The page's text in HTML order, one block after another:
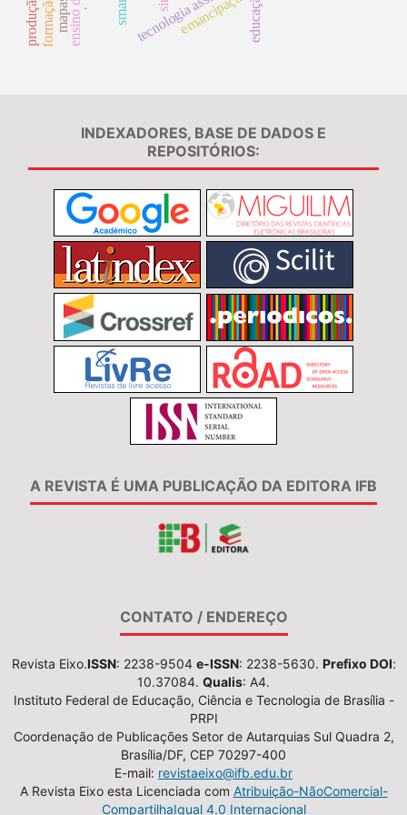
. emancipação
INDEXADORES, BASE DE DADOS E
REPOSITÓRIOS:
A REVISTA É UMA PUBLICAÇÃO DA EDITORA IFB
CONTATO / ENDEREÇO
Revista Eixo.ISSN: 2238-9504 e-ISSN: 2238-5630. Prefixo DOI:
10.37084. Qualis: A4.
Instituto Federal de Educação, Ciência e Tecnologia de Brasília -
PRPI
Coordenação de Publicações Setor de Autarquias Sul Quadra 2,
Brasília/DF, CEP 70297-400
E-mail: revistaeixo@ifb.edu.br
A Revista Eixo esta Licenciada com Atribuição-NãoComercial-
CompartilhaIgual 4.0 Internacional